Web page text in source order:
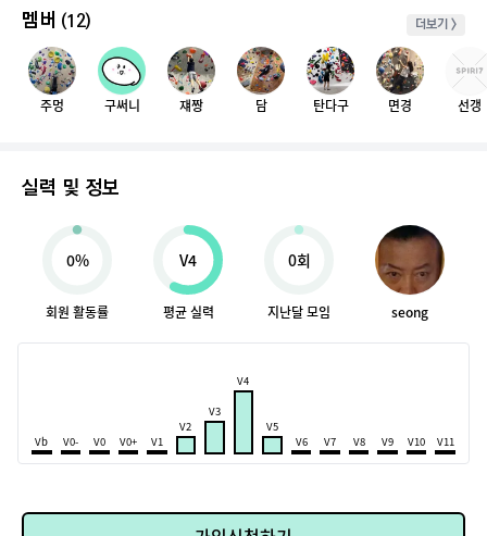
멤버 (12) 더보기 >
주멍 구써니 쟤짱 담 탄다구 면경 선갱
실력 및 정보
0%
회원 활동률
V4
평균 실력
0회
지난달 모임 seong
Vb V0- V0 V0+ V1
V2
V3
V4
V5
V6
V7 V8 V9 V10 V11